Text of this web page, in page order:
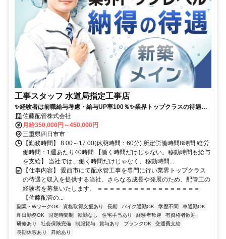
工事スタッフ 水道局指定工事店
✨経験者は前職給与考慮・給与UP率100％✨業界トップクラスの待遇で
再スタート✨移動時間も給与支給✨安心して長く働ける
佐藤配管株式会社
月給350,000円～450,000円
三重県四日市市
【勤務時間】 8:00～17:00(休憩時間：60分) 所定労働時間8時間 総労
働時間：1週あたり40時間 【働く時間だけじゃない。移動時間も給与
を支給】 当社では、働く時間だけじゃなく、移動時間...
【仕事内容】 愛西市にて配水管工事を専門に行い業界トップクラス
の待遇と収入を提供する当社。さらなる成長や発展のため、配管工の
経験者を募集いたします。 ＝＝＝＝＝＝＝＝＝＝＝＝＝＝＝＝＝
【佐藤配管の...
副業・WワークOK 資格取得支援あり 長期 バイク通勤OK 学歴不問
車通勤OK
即日勤務OK
固定時間制 転勤なし 住宅手当あり 経験者歓迎
有資格者歓迎
研修あり
社会保険完備 制服貸与 賞与あり ブランクOK
交通費支給
長期休暇あり
昇給あり